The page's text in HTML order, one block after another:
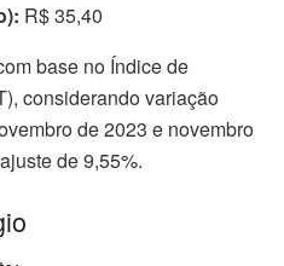
R$ 35,40
base no Índice de
considerando variação
de 2023 e novembro
de 9,55%.